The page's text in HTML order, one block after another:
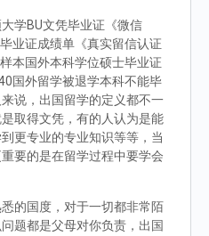
学BU文凭毕业证《微信
业证成绩单《真实留信认证
本国外本科学位硕士毕业证
国外留学被退学本科不能毕
说，出国留学的定义都不一
取得文凭，有的人认为是能
更专业的专业知识等等，当
要的是在留学过程中要学会
的国度，对于一切都非常陌
题都是父母对你负责，出国